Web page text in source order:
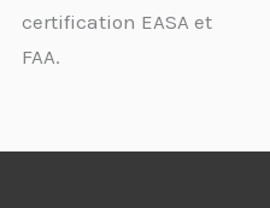
certification EASA et
FAA.